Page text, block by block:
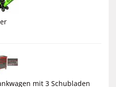
mit 3 Schubladen